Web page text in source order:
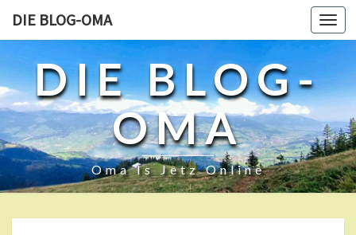
DIE BLOG-OMA
DIE BLOG-
OMA
Oma Is Jetz Online